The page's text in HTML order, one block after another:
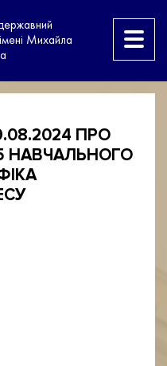
Михайла
ПРО
НАВЧАЛЬНОГО